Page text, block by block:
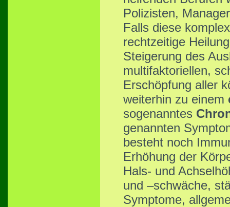
Polizisten,
Falls diese
rechtzeitige
Steigerung des
multifaktoriellen,
Erschöpfung aller
weiterhin zu einem
sogenanntes
genannten
besteht noch
Erhöhung der
Hals- und
und –schwäche,
Symptome,